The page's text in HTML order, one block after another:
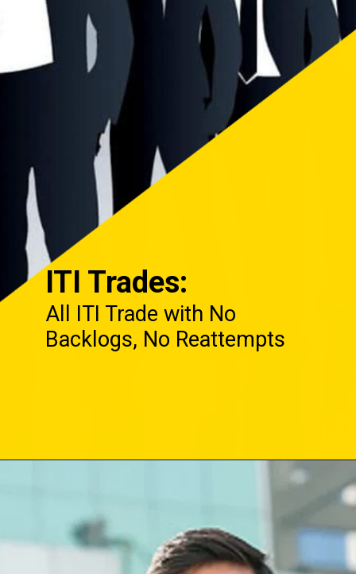
ITI Trades:
All ITI Trade with No
Backlogs, No Reattempts